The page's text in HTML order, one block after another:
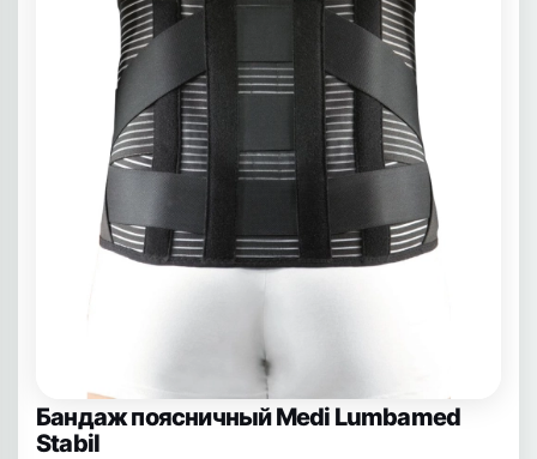
Бандаж поясничный Medi Lumbamed
Stabil